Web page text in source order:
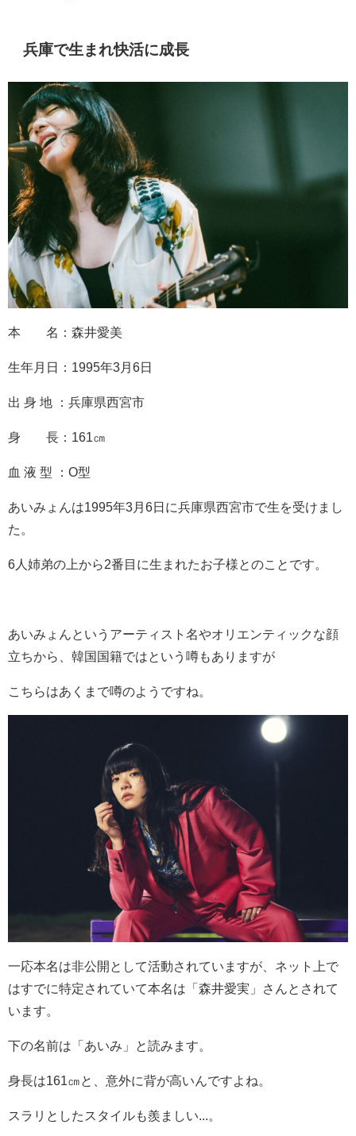
兵庫で生まれ快活に成長
本 名：森井愛美
生年月日：1995年3月6日
出 身 地 ：兵庫県西宮市
身 長：161㎝
血 液 型 ：O型
あいみょんは1995年3月6日に兵庫県西宮市で生を受けまし
た。
6人姉弟の上から2番目に生まれたお子様とのことです。
あいみょんというアーティスト名やオリエンティックな顔
立ちから、韓国国籍ではという噂もありますが
こちらはあくまで噂のようですね。
一応本名は非公開として活動されていますが、ネット上で
はすでに特定されていて本名は「森井愛実」さんとされて
います。
下の名前は「あいみ」と読みます。
身長は161㎝と、意外に背が高いんですよね。
スラリとしたスタイルも羨ましい...。